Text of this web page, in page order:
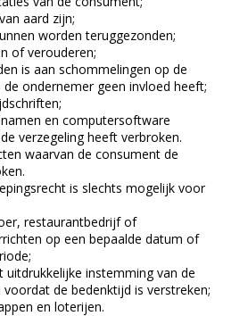
aard zijn;
worden teruggezonden;
of verouderen;
is aan schommelingen op de
ondernemer geen invloed heeft;
en computersoftware
verzegeling heeft verbroken.
waarvan de consument de
is slechts mogelijk voor
restaurantbedrijf of
op een bepaalde datum of
uitdrukkelijke instemming van de
de bedenktijd is verstreken;
en loterijen.